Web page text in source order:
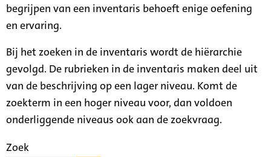
begrijpen van een inventaris behoeft enige oefening
en ervaring.
Bij het zoeken in de inventaris wordt de hiërarchie
gevolgd. De rubrieken in de inventaris maken deel uit
van de beschrijving op een lager niveau. Komt de
zoekterm in een hoger niveau voor, dan voldoen
onderliggende niveaus ook aan de zoekvraag.
Zoek